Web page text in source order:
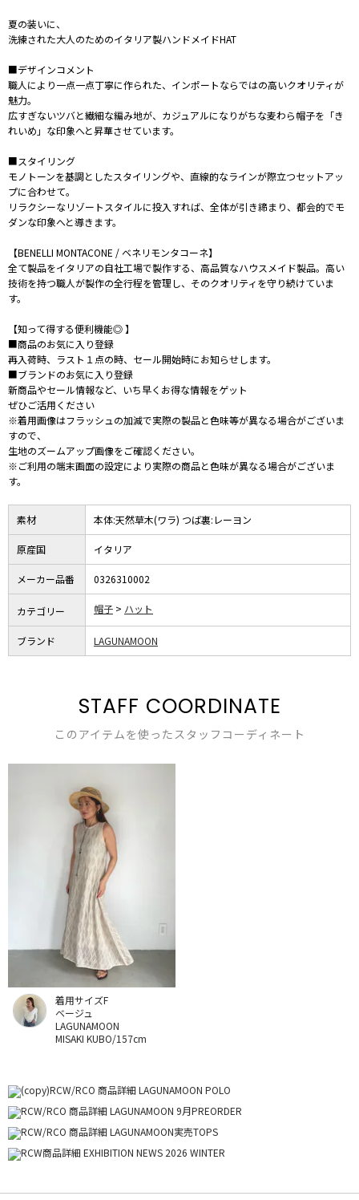
夏の装いに、
洗練された大人のためのイタリア製ハンドメイドHAT
■デザインコメント
職人により一点一点丁寧に作られた、インポートならではの高いクオリティが
魅力。
広すぎないツバと繊細な編み地が、カジュアルになりがちな麦わら帽子を「き
れいめ」な印象へと昇華させています。
■スタイリング
モノトーンを基調としたスタイリングや、直線的なラインが際立つセットアッ
プに合わせて。
リラクシーなリゾートスタイルに投入すれば、全体が引き締まり、都会的でモ
ダンな印象へと導きます。
【BENELLI MONTACONE / ベネリモンタコーネ】
全て製品をイタリアの自社工場で製作する、高品質なハウスメイド製品。高い
技術を持つ職人が製作の全行程を管理し、そのクオリティを守り続けていま
す。
【知って得する便利機能◎ 】
■商品のお気に入り登録
再入荷時、ラスト１点の時、セール開始時にお知らせします。
■ブランドのお気に入り登録
新商品やセール情報など、いち早くお得な情報をゲット
ぜひご活用ください
※着用画像はフラッシュの加減で実際の製品と色味等が異なる場合がございま
すので、
生地のズームアップ画像をご確認ください。
※ご利用の端末画面の設定により実際の商品と色味が異なる場合がございま
す。
素材 本体:天然草木(ワラ) つば裏:レーヨン
原産国 イタリア
メーカー品番 0326310002
カテゴリー 帽子 ハット
ブランド LAGUNAMOON
STAFF COORDINATE
このアイテムを使ったスタッフコーディネート
着用サイズF
ベージュ
LAGUNAMOON
MISAKI KUBO/157cm